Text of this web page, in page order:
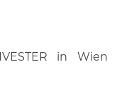
in Wien